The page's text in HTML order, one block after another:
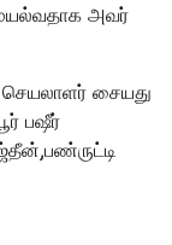
அவர்
செயலாளர் சையது
பஷீர்